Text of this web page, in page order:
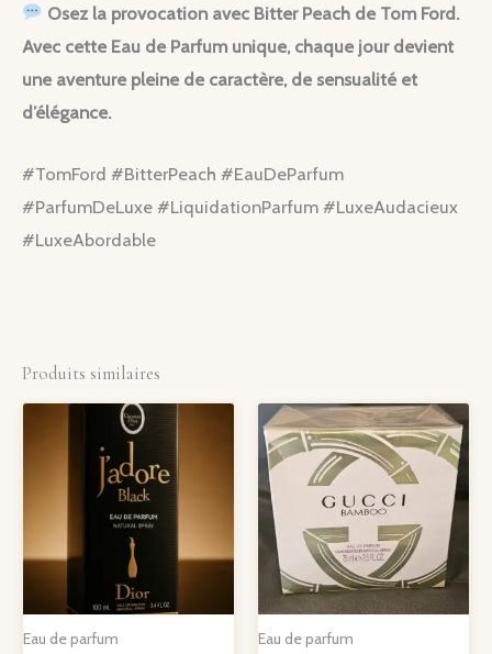
Osez la provocation avec Bitter Peach de Tom Ford.
Avec cette Eau de Parfum unique, chaque jour devient
une aventure pleine de caractère, de sensualité et
d’élégance.
#TomFord #BitterPeach #EauDeParfum
#ParfumDeLuxe #LiquidationParfum #LuxeAudacieux
#LuxeAbordable
Produits similaires
Eau de parfum Eau de parfum